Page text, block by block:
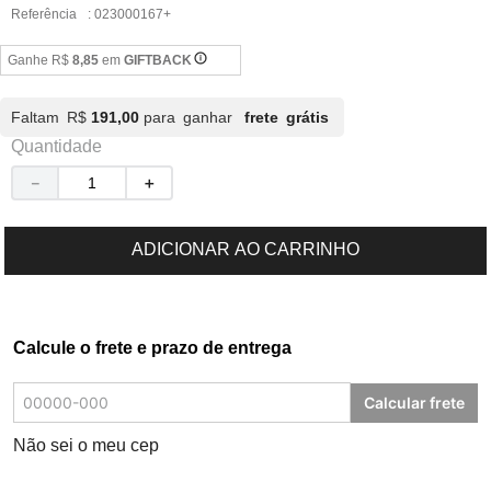
Referência : 023000167+
Ganhe R$ 8,85 em GIFTBACK
Faltam R$ 191,00 para ganhar frete grátis
Quantidade
＋
－
ADICIONAR AO CARRINHO
Calcule o frete e prazo de entrega
Calcular frete
Não sei o meu cep